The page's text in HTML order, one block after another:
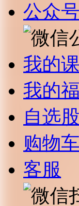
公众号
我的
我的
自选股
购物车
客服